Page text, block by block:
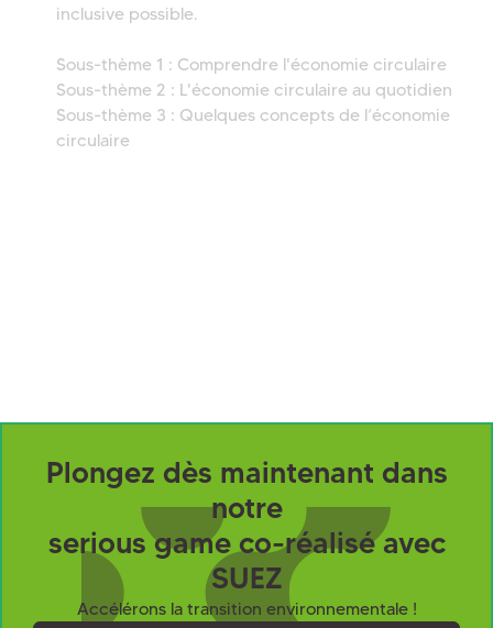
inclusive possible.
Sous-thème 1 : Comprendre l'économie circulaire
Sous-thème 2 : L'économie circulaire au quotidien
Sous-thème 3 : Quelques concepts de l’économie
circulaire
Plongez dès maintenant dans
notre
serious game co-réalisé avec
SUEZ
Accélérons la transition environnementale !